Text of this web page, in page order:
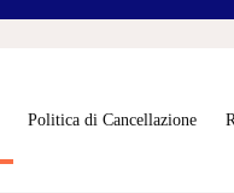
Politica di Cancellazione